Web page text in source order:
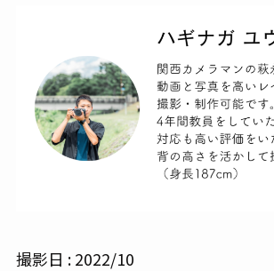
撮影日 : 2022/10